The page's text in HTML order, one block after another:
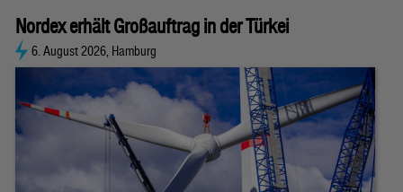
Nordex erhält Großauftrag in der Türkei
6. August 2026, Hamburg